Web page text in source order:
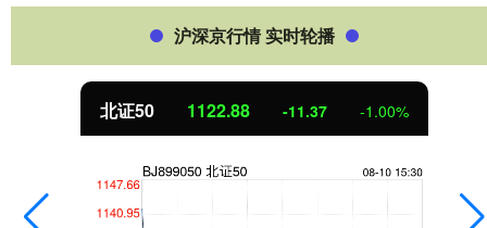
沪深京行情 实时轮播
北证50 1122.88 -11.37 -1.00%